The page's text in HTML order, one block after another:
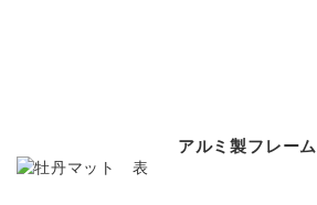
アルミ製フレーム